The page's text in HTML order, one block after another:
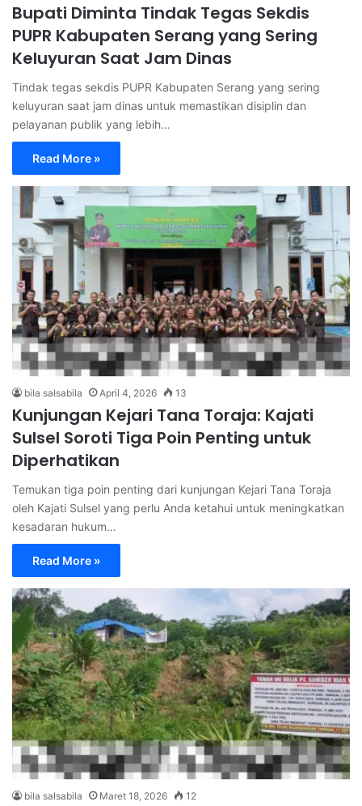
Bupati Diminta Tindak Tegas Sekdis
PUPR Kabupaten Serang yang Sering
Keluyuran Saat Jam Dinas
Tindak tegas sekdis PUPR Kabupaten Serang yang sering
keluyuran saat jam dinas untuk memastikan disiplin dan
pelayanan publik yang lebih…
Read More »
bila salsabila April 4, 2026 13
Kunjungan Kejari Tana Toraja: Kajati
Sulsel Soroti Tiga Poin Penting untuk
Diperhatikan
Temukan tiga poin penting dari kunjungan Kejari Tana Toraja
oleh Kajati Sulsel yang perlu Anda ketahui untuk meningkatkan
kesadaran hukum…
Read More »
bila salsabila Maret 18, 2026 12